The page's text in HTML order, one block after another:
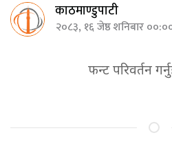
काठमाण्डुपाटी
२०८३, १६ जेष्ठ शनिबार
फन्ट परिवर्तन